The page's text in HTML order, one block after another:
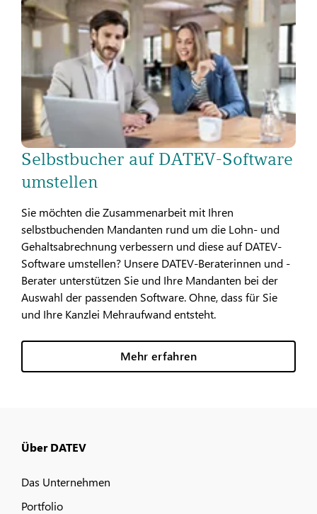
Selbstbucher auf DATEV-Software
umstellen
Sie möchten die Zusammenarbeit mit Ihren
selbstbuchenden Mandanten rund um die Lohn- und
Gehaltsabrechnung verbessern und diese auf DATEV-
Software umstellen? Unsere DATEV-Beraterinnen und -
Berater unterstützen Sie und Ihre Mandanten bei der
Auswahl der passenden Software. Ohne, dass für Sie
und Ihre Kanzlei Mehraufwand entsteht.
Mehr erfahren
Über DATEV
Das Unternehmen
Portfolio